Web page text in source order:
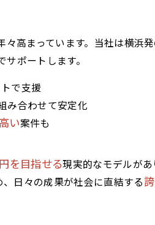
高まっています。当社は横浜
ポートします。
で支援
み合わせて安定化
い案件も
を目指せる現実的なモデルが
日々の成果が社会に直結する